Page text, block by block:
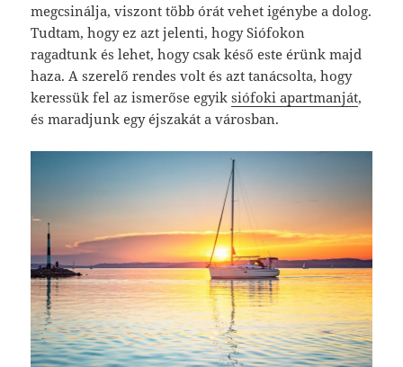
megcsinálja, viszont több órát vehet igénybe a dolog.
Tudtam, hogy ez azt jelenti, hogy Siófokon
ragadtunk és lehet, hogy csak késő este érünk majd
haza. A szerelő rendes volt és azt tanácsolta, hogy
keressük fel az ismerőse egyiksiófoki apartmanját,
és maradjunk egy éjszakát a városban.